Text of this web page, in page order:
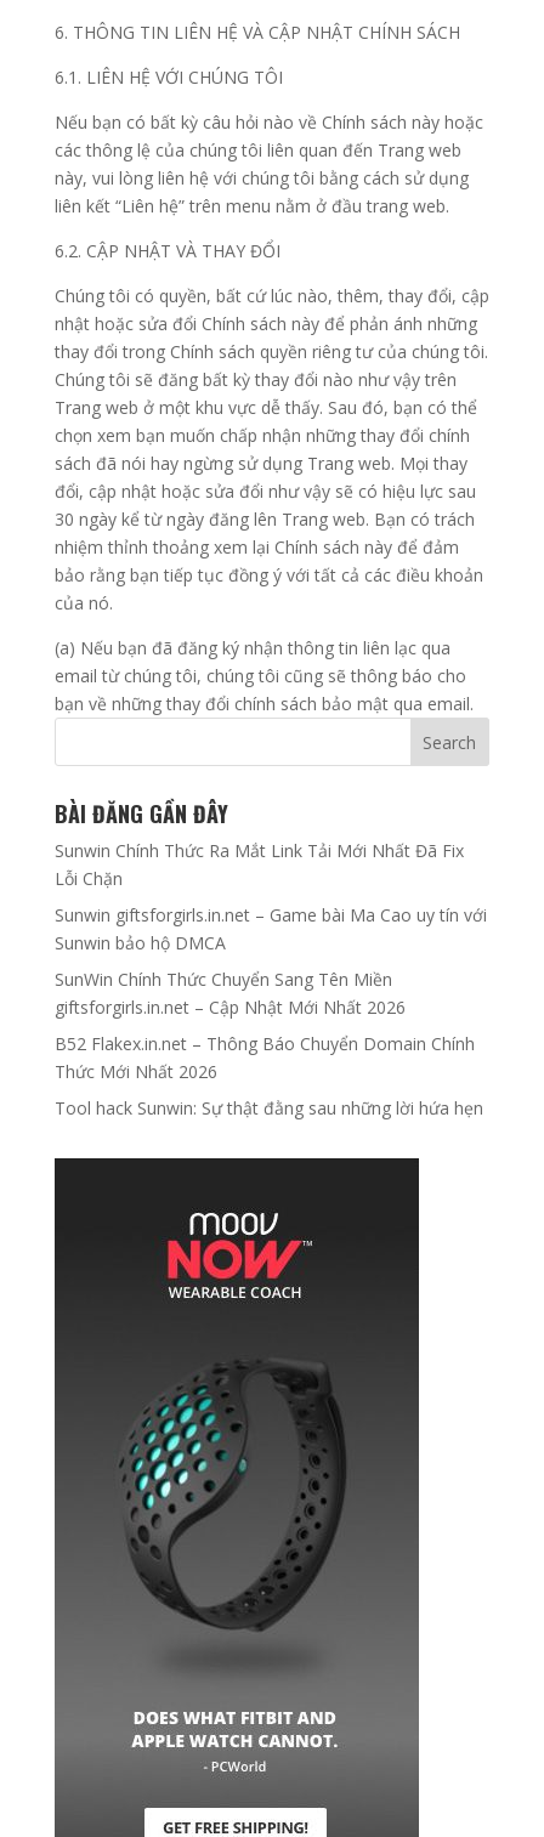
6. THÔNG TIN LIÊN HỆ VÀ CẬP NHẬT CHÍNH SÁCH
6.1. LIÊN HỆ VỚI CHÚNG TÔI
Nếu bạn có bất kỳ câu hỏi nào về Chính sách này hoặc
các thông lệ của chúng tôi liên quan đến Trang web
này, vui lòng liên hệ với chúng tôi bằng cách sử dụng
liên kết “Liên hệ” trên menu nằm ở đầu trang web.
6.2. CẬP NHẬT VÀ THAY ĐỔI
Chúng tôi có quyền, bất cứ lúc nào, thêm, thay đổi, cập
nhật hoặc sửa đổi Chính sách này để phản ánh những
thay đổi trong Chính sách quyền riêng tư của chúng tôi.
Chúng tôi sẽ đăng bất kỳ thay đổi nào như vậy trên
Trang web ở một khu vực dễ thấy. Sau đó, bạn có thể
chọn xem bạn muốn chấp nhận những thay đổi chính
sách đã nói hay ngừng sử dụng Trang web. Mọi thay
đổi, cập nhật hoặc sửa đổi như vậy sẽ có hiệu lực sau
30 ngày kể từ ngày đăng lên Trang web. Bạn có trách
nhiệm thỉnh thoảng xem lại Chính sách này để đảm
bảo rằng bạn tiếp tục đồng ý với tất cả các điều khoản
của nó.
(a) Nếu bạn đã đăng ký nhận thông tin liên lạc qua
email từ chúng tôi, chúng tôi cũng sẽ thông báo cho
bạn về những thay đổi chính sách bảo mật qua email.
BÀI ĐĂNG GẦN ĐÂY
Sunwin Chính Thức Ra Mắt Link Tải Mới Nhất Đã Fix
Lỗi Chặn
Sunwin giftsforgirls.in.net – Game bài Ma Cao uy tín với
Sunwin bảo hộ DMCA
SunWin Chính Thức Chuyển Sang Tên Miền
giftsforgirls.in.net – Cập Nhật Mới Nhất 2026
B52 Flakex.in.net – Thông Báo Chuyển Domain Chính
Thức Mới Nhất 2026
Tool hack Sunwin: Sự thật đằng sau những lời hứa hẹn